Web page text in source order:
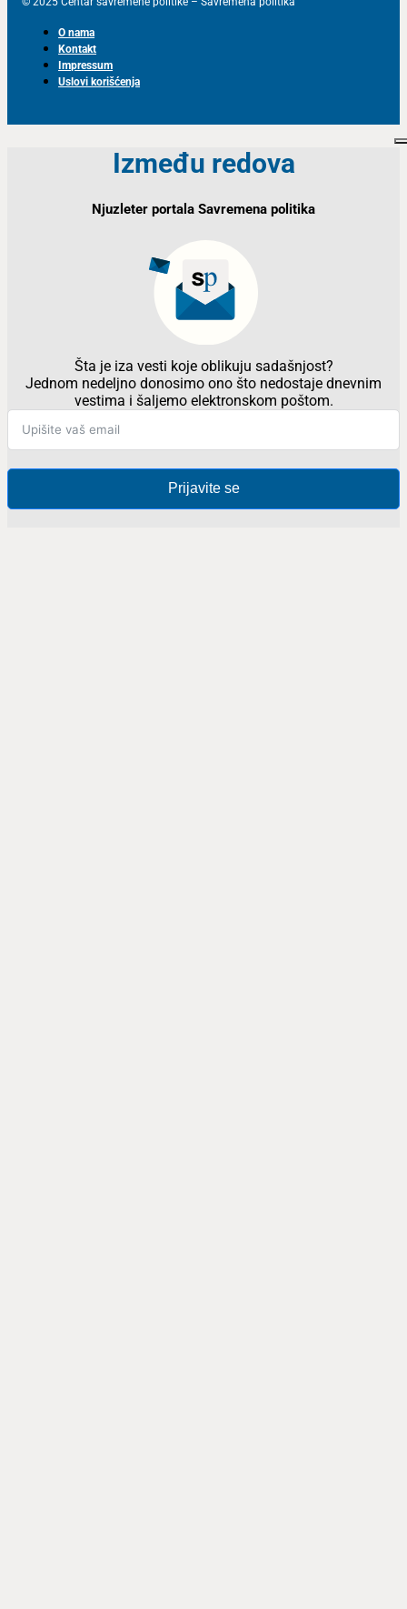
O nama
Kontakt
Impressum
Uslovi korišćenja
Između redova
Njuzleter portala Savremena politika
Šta je iza vesti koje oblikuju sadašnjost?
Jednom nedeljno donosimo ono što nedostaje dnevnim
vestima i šaljemo elektronskom poštom.
Prijavite se